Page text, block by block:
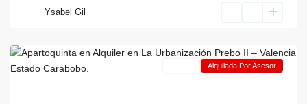
Ysabel Gil
Prebo ,
Alquilada Por Asesor